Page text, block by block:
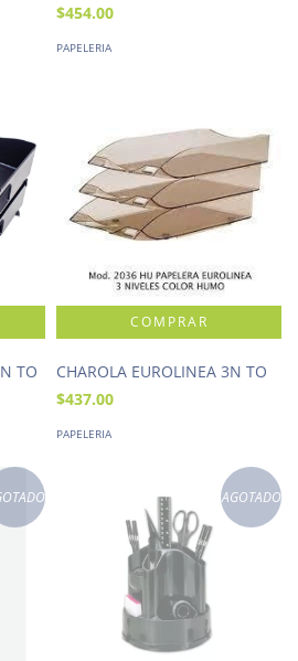
$454.00
PAPELERIA
TO
CHAROLA EUROLINEA 3N TO
$437.00
PAPELERIA
AGOTADO